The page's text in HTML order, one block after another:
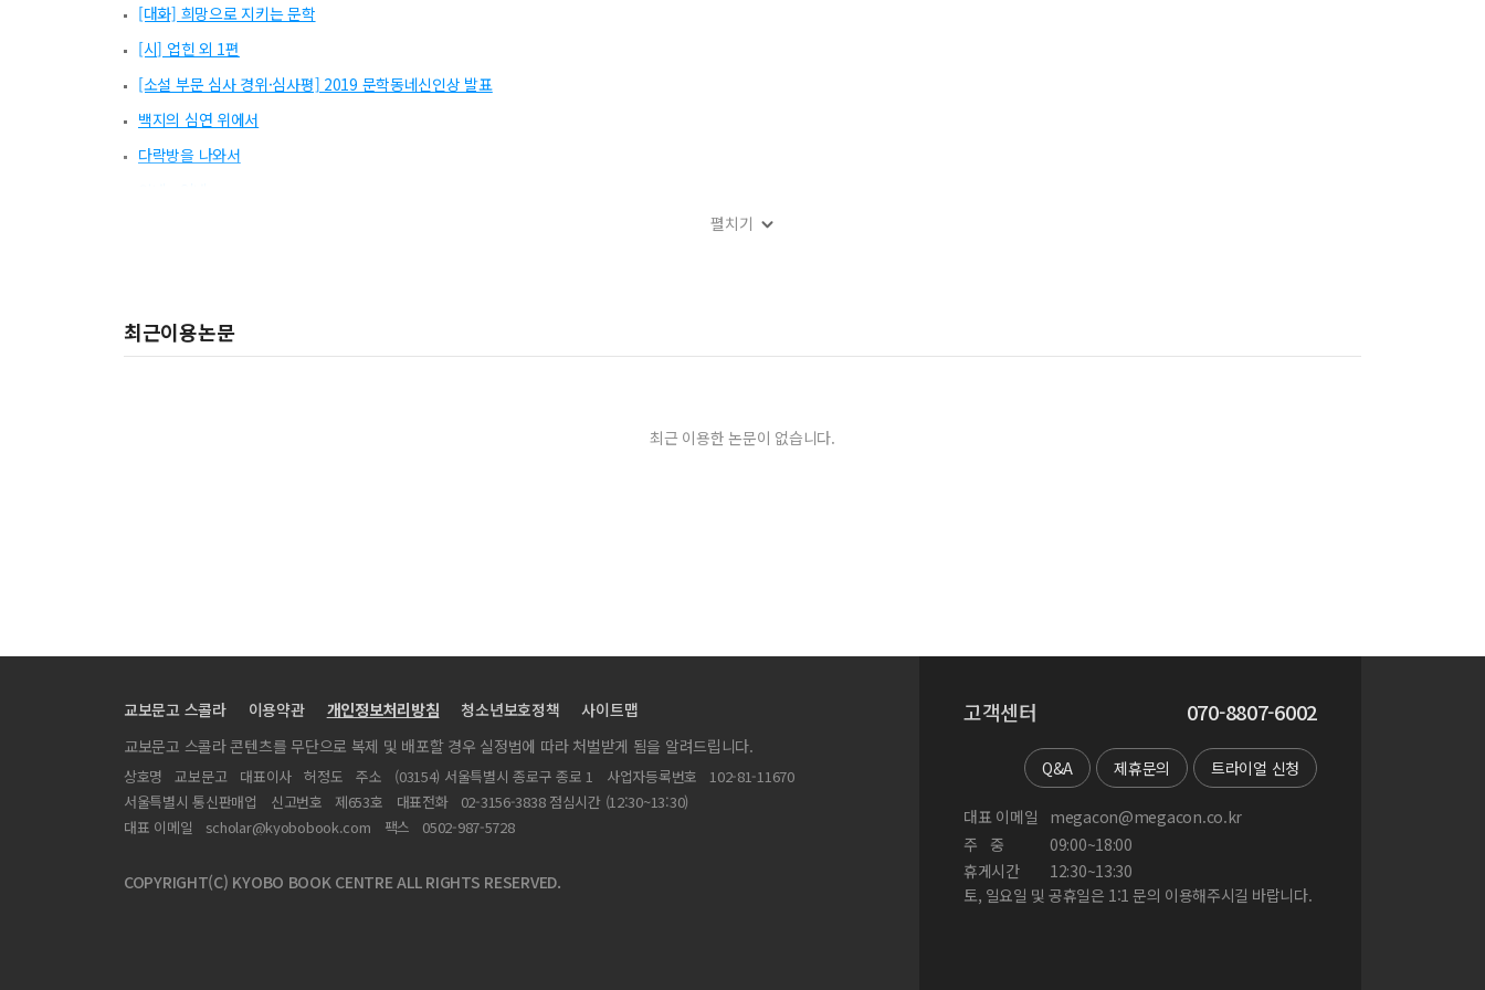
[대화] 희망으로 지키는 문학
[시] 업힌 외 1편
[소설 부문 심사 경위·심사평] 2019 문학동네신인상 발표
백지의 심연 위에서
다락방을 나와서
지주회시 정구회시
그저 인간적인
내가 나일 수 있도록
내 핏속에 떠 있던, 나를 싣고 가는 흰 돛배
왜냐면
『독일시집』 역자의 말
펼치기
최근이용논문
최근 이용한 논문이 없습니다.
교보문고 스콜라 이용약관 개인정보처리방침 청소년보호정책
사이트맵
교보문고 스콜라 콘텐츠를 무단으로 복제 및 배포할 경우 실정법에 따라 처벌받게 됨을 알려드립니다.
상호명 교보문고 대표이사 허정도 주소 (03154) 서울특별시 종로구 종로 1 사업자등록번호
102-81-11670
서울특별시 통신판매업
신고번호 제653호 대표전화
02-3156-3838 점심시간 (12:30~13:30)
대표 이메일
scholar@kyobobook.com 팩스 0502-987-5728
COPYRIGHT(C) KYOBO BOOK CENTRE ALL RIGHTS RESERVED.
고객센터 070-8807-6002
Q&A 제휴문의 트라이얼 신청
대표 이메일
megacon@megacon.co.kr
주
중
09:00~18:00
휴게시간
12:30~13:30
토, 일요일 및 공휴일은 1:1 문의 이용해주시길 바랍니다.